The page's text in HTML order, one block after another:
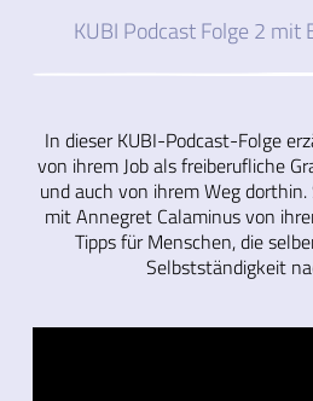
KUBI Podcast Folge 2 mit
In dieser KUBI-Podcast-Folge
von ihrem Job als freiberufliche
und auch von ihrem Weg
mit Annegret Calaminus von
Tipps für Menschen, die
Selbstständigkeit